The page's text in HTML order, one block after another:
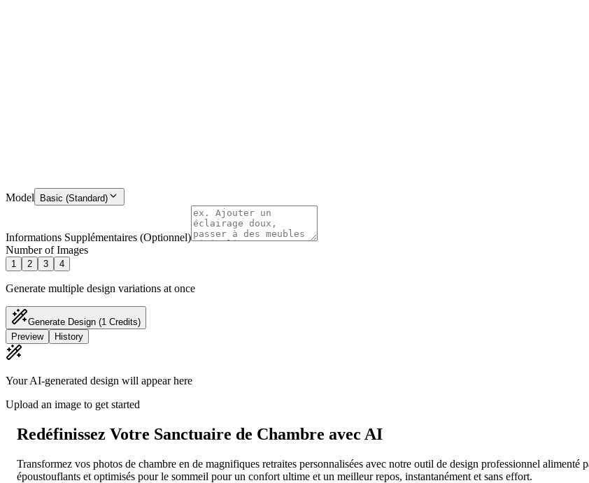
Model Basic (Standard)
Informations Supplémentaires (Optionnel)
Number of Images
1 2 3 4
Generate multiple design variations at once
Generate Design (1 Credits)
Preview
History
Your AI-generated design will appear here
Upload an image to get started
Redéfinissez Votre Sanctuaire de Chambre avec AI
Transformez vos photos de chambre en de magnifiques retraites personnalisées avec notre outil de design professionnel
époustouflants et optimisés pour le sommeil pour un confort ultime et un meilleur repos, instantanément et sans effort.